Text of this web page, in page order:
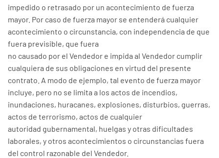
impedido o retrasado por un acontecimiento de fuerza
mayor. Por caso de fuerza mayor se entenderá cualquier
acontecimiento o circunstancia, con independencia de que
fuera previsible, que fuera
no causado por el Vendedor e impida al Vendedor cumplir
cualquiera de sus obligaciones en virtud del presente
contrato. A modo de ejemplo, tal evento de fuerza mayor
incluye, pero no se limita a los actos de incendios,
inundaciones, huracanes, explosiones, disturbios, guerras,
actos de terrorismo, actos de cualquier
autoridad gubernamental, huelgas y otras dificultades
laborales, y otros acontecimientos o circunstancias fuera
del control razonable del Vendedor.